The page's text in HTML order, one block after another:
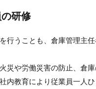
研修
行うことも、倉庫管理主
災や労働災害の防止、倉
内教育により従業員一人